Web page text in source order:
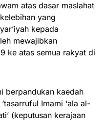
atas dasar maslahat
yang
kepada
mewajibkan
ke atas semua rakyat di
berpandukan kaedah
Imami ‘ala al-
(keputusan kerajaan